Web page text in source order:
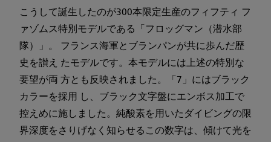
こうして誕生したのが300本限定生産のフィフティ フ
ァゾムス特別モデルである「フロッグマン（潜水部
隊）」。 フランス海軍とブランパンが共に歩んだ歴
史を讃え たモデルです。本モデルには上述の特別な
要望が両 方とも反映されました。「7」にはブラック
カラーを採用 し、ブラック文字盤にエンボス加工で
控えめに施しました。純酸素を用いたダイビングの限
界深度をさりげなく知らせるこの数字は、傾けて光を